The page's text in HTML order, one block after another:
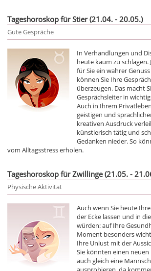
Tageshoroskop für Stier (21.04. - 20.05.)
Gute Gespräche
In Verhandlungen und
heute kaum zu schlagen.
für Sie ein wahrer
können Sie Ihre
überzeugen. Das macht
Gesprächsleiter in
Auch in Ihrem
geistigen und
kreativen Ausdruck
künstlerisch tätig und
Gedanken nieder. So
vom Alltagsstress erholen.
Tageshoroskop für Zwillinge (21.05. -
Physische Aktivität
Auch wenn Sie heute
der Ecke lassen und in
würden: auf Ihre
Moment besonders
Ihre Unlust mit der
Sie könnten einen
auch gleich eine